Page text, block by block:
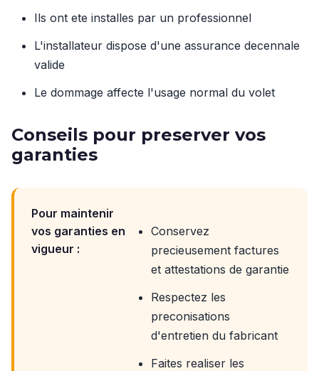
Ils ont ete installes par un professionnel
L'installateur dispose d'une assurance decennale
valide
Le dommage affecte l'usage normal du volet
Conseils pour preserver vos
garanties
Pour maintenir
vos garanties en
vigueur :
Conservez
precieusement factures
et attestations de garantie
Respectez les
preconisations
d'entretien du fabricant
Faites realiser les